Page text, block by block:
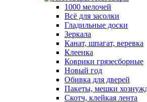
1000 мелочей
Всё для засолки
Гладильные доски
Зеркала
Канат, шпагат, веревка
Клеенка
Коврики грязесборные
Новый год
Обивка для дверей
Пакеты, мешки
Скотч, клейкая лента